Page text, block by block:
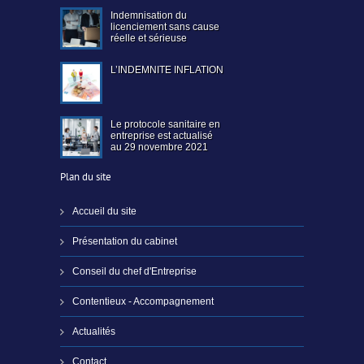
Indemnisation du
licenciement sans cause
réelle et sérieuse
L’INDEMNITE INFLATION
Le protocole sanitaire en
entreprise est actualisé
au 29 novembre 2021
Plan du site
Accueil du site
Présentation du cabinet
Conseil du chef d'Entreprise
Contentieux - Accompagnement
Actualités